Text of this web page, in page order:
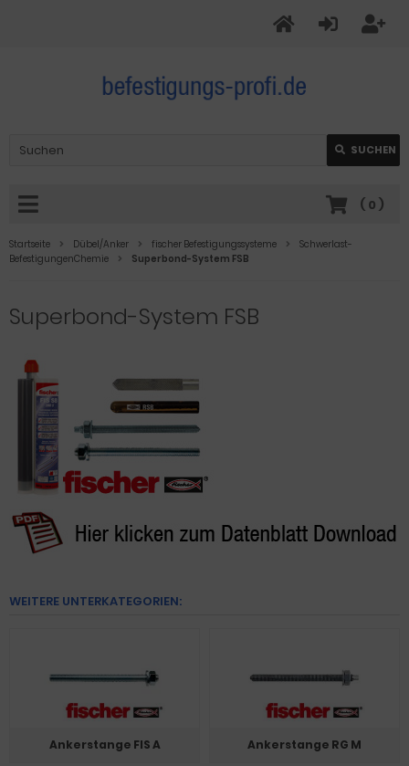
SUCHEN
( 0 )
Startseite Dübel/Anker fischer Befestigungssysteme
Schwerlast-
BefestigungenChemie
Superbond-System FSB
Superbond-System FSB
WEITERE UNTERKATEGORIEN:
Ankerstange FIS A Ankerstange RG M